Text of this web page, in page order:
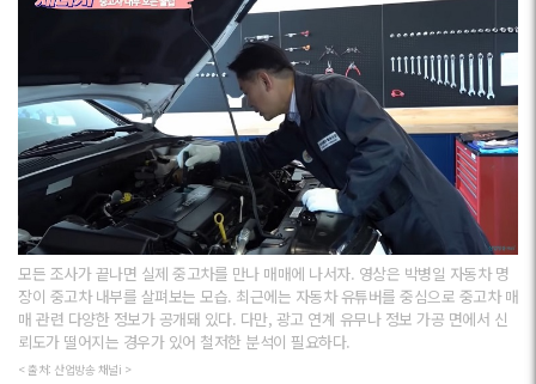
모든 조사가 끝나면 실제 중고차를 만나 매매에 나서자. 영상은 박병일 자동차 명
장이 중고차 내부를 살펴보는 모습. 최근에는 자동차 유튜버를 중심으로 중고차 매
매 관련 다양한 정보가 공개돼 있다. 다만, 광고 연계 유무나 정보 가공 면에서 신
뢰도가 떨어지는 경우가 있어 철저한 분석이 필요하다.
< 출처: 산업방송 채널i >